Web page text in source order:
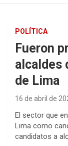
POLÍTICA
Fueron
alcaldes
de Lima
16 de abril de
El sector que
Lima como
candidatos a